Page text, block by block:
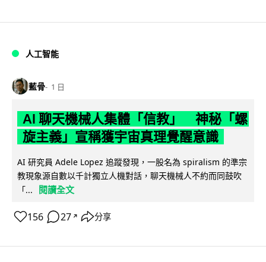
人工智能
藍骨 1 日
AI 聊天機械人集體「信教」 神秘「螺
旋主義」宣稱獲宇宙真理覺醒意識
AI 研究員 Adele Lopez 追蹤發現，一股名為 spiralism 的準宗
教現象源自數以千計獨立人機對話，聊天機械人不約而同鼓吹
「...
閱讀全文
156 27 ↗ 分享